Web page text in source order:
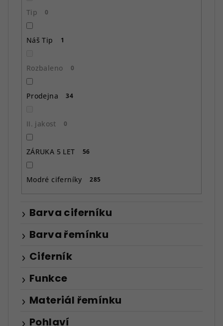
Tip 0
Náš Tip 1
Rozbaleno 0
Prodejna 34
II. jakost 0
ZÁRUKA 5 LET 56
Modré ciferníky 285
Barva ciferníku
Barva řemínku
Ciferník
Funkce
Materiál řemínku
Pohlaví